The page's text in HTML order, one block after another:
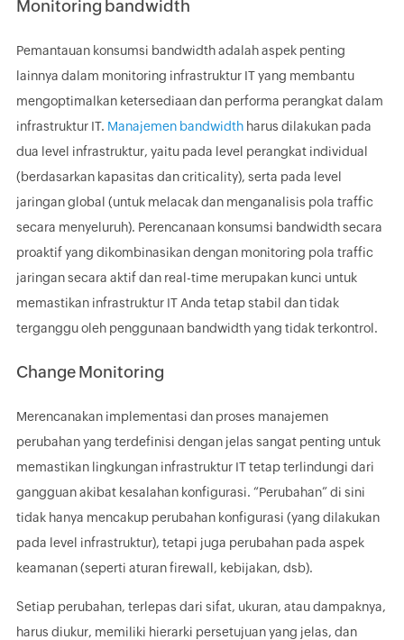
Monitoring bandwidth
Pemantauan konsumsi bandwidth adalah aspek penting
lainnya dalam monitoring infrastruktur IT yang membantu
mengoptimalkan ketersediaan dan performa perangkat dalam
infrastruktur IT. Manajemen bandwidthharus dilakukan pada
dua level infrastruktur, yaitu pada level perangkat individual
(berdasarkan kapasitas dan criticality), serta pada level
jaringan global (untuk melacak dan menganalisis pola traffic
secara menyeluruh). Perencanaan konsumsi bandwidth secara
proaktif yang dikombinasikan dengan monitoring pola traffic
jaringan secara aktif dan real-time merupakan kunci untuk
memastikan infrastruktur IT Anda tetap stabil dan tidak
terganggu oleh penggunaan bandwidth yang tidak terkontrol.
Change Monitoring
Merencanakan implementasi dan proses manajemen
perubahan yang terdefinisi dengan jelas sangat penting untuk
memastikan lingkungan infrastruktur IT tetap terlindungi dari
gangguan akibat kesalahan konfigurasi. “Perubahan” di sini
tidak hanya mencakup perubahan konfigurasi (yang dilakukan
pada level infrastruktur), tetapi juga perubahan pada aspek
keamanan (seperti aturan firewall, kebijakan, dsb).
Setiap perubahan, terlepas dari sifat, ukuran, atau dampaknya,
harus diukur, memiliki hierarki persetujuan yang jelas, dan